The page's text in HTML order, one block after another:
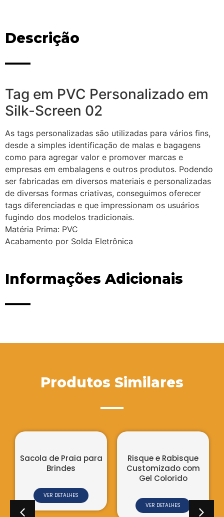
Descrição
Tag em PVC Personalizado em
Silk-Screen 02
As tags personalizadas são utilizadas para vários fins,
desde a simples identificação de malas e bagagens
como para agregar valor e promover marcas e
empresas em embalagens e outros produtos. Podendo
ser fabricadas em diversos materiais e personalizadas
de diversas formas criativas, conseguimos oferecer
tags diferenciadas e que impressionam os usuários
fugindo dos modelos tradicionais.
Matéria Prima: PVC
Acabamento por Solda Eletrônica
Informações Adicionais
Produtos Similares